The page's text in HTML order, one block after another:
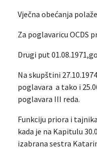
Vječna obećanja
Za poglavaricu OCDS
Drugi put
Na skupštini
poglavara a tako i
poglavara III reda.
Funkciju priora i
kada je na Kapitulu
izabrana sestra